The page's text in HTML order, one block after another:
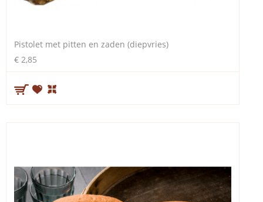
Pistolet met pitten en zaden (diepvries)
€ 2,85